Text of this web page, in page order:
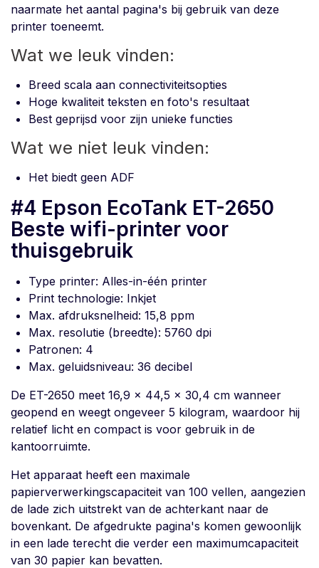
naarmate het aantal pagina's bij gebruik van deze
printer toeneemt.
Wat we leuk vinden:
Breed scala aan connectiviteitsopties
Hoge kwaliteit teksten en foto's resultaat
Best geprijsd voor zijn unieke functies
Wat we niet leuk vinden:
Het biedt geen ADF
#4 Epson EcoTank ET-2650
Beste wifi-printer voor
thuisgebruik
Type printer: Alles-in-één printer
Print technologie: Inkjet
Max. afdruksnelheid: 15,8 ppm
Max. resolutie (breedte): 5760 dpi
Patronen: 4
Max. geluidsniveau: 36 decibel
De ET-2650 meet 16,9 x 44,5 x 30,4 cm wanneer
geopend en weegt ongeveer 5 kilogram, waardoor hij
relatief licht en compact is voor gebruik in de
kantoorruimte.
Het apparaat heeft een maximale
papierverwerkingscapaciteit van 100 vellen, aangezien
de lade zich uitstrekt van de achterkant naar de
bovenkant. De afgedrukte pagina's komen gewoonlijk
in een lade terecht die verder een maximumcapaciteit
van 30 papier kan bevatten.